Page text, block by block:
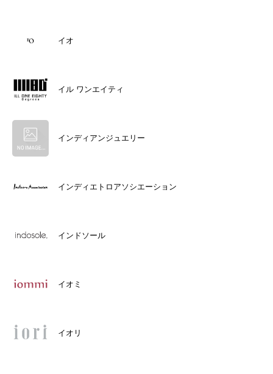
イオ
イル ワンエイティ
インディアンジュエリー
インディエトロアソシエーション
インドソール
イオミ
イオリ